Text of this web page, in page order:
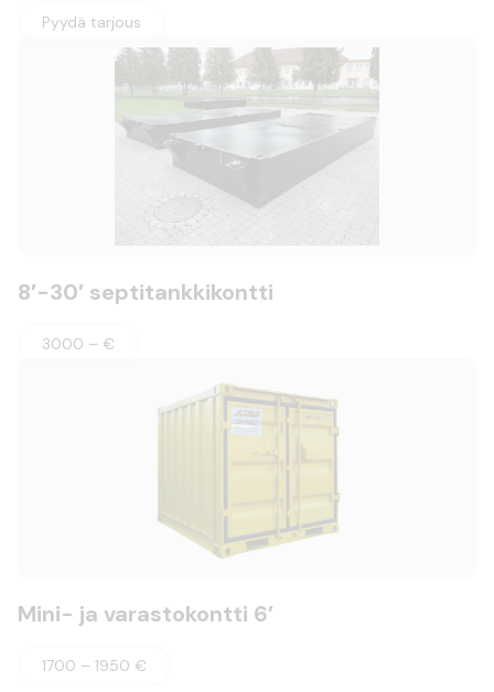
Pyydä tarjous
8′-30′ septitankkikontti
3000 – €
Mini- ja varastokontti 6′
1700 – 1950 €